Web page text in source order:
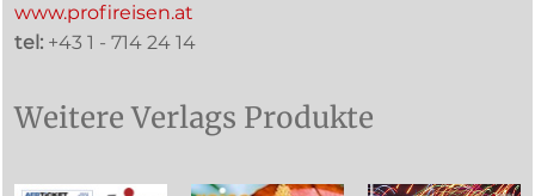
www.profireisen.at
tel: +43 1 - 714 24 14
Weitere Verlags Produkte